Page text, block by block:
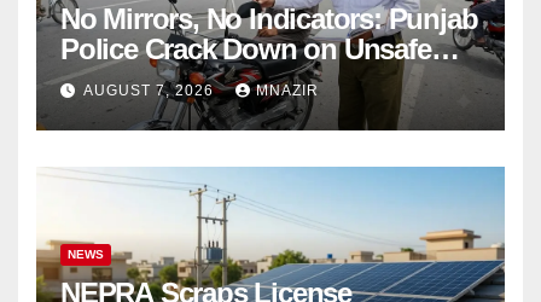
No Mirrors, No Indicators: Punjab
Police Crack Down on Unsafe
Bikes
AUGUST 7, 2026 MNAZIR
NEWS
NEPRA Scraps License